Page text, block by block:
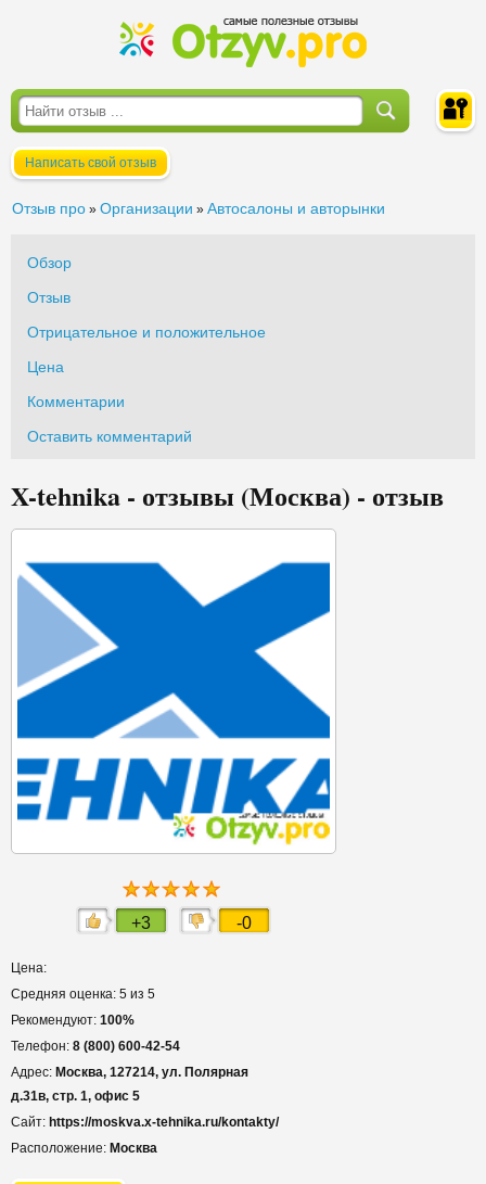
Написать свой отзыв
Отзыв про » Организации » Автосалоны и авторынки
Обзор
Отзыв
Отрицательное и положительное
Цена
Комментарии
Оставить комментарий
X-tehnika - отзывы (Москва) - отзыв
+3 -0
Цена:
Средняя оценка: 5 из 5
Рекомендуют: 100%
Телефон: 8 (800) 600-42-54
Адрес: Москва, 127214, ул. Полярная
д.31в, стр. 1, офис 5
Сайт: https://moskva.x-tehnika.ru/kontakty/
Расположение: Москва